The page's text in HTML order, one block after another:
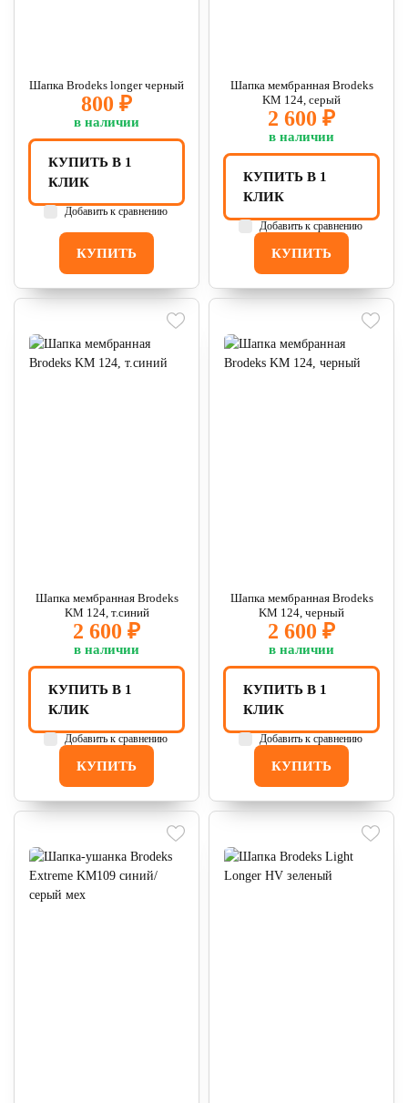
Шапка Brodeks longer черный
800 ₽
в наличии
КУПИТЬ
КУПИТЬ В 1
КЛИК
Добавить к сравнению
Шапка мембранная Brodeks
KM 124, серый
2 600 ₽
в наличии
КУПИТЬ
КУПИТЬ В 1
КЛИК
Добавить к сравнению
Шапка мембранная Brodeks
KM 124, т.синий
2 600 ₽
в наличии
КУПИТЬ
КУПИТЬ В 1
КЛИК
Добавить к сравнению
Шапка мембранная Brodeks
KM 124, черный
2 600 ₽
в наличии
КУПИТЬ
КУПИТЬ В 1
КЛИК
Добавить к сравнению